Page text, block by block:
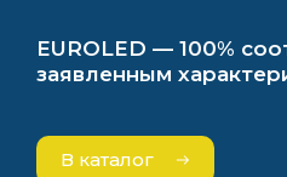
EUROLED — 100%
заявленным
В каталог